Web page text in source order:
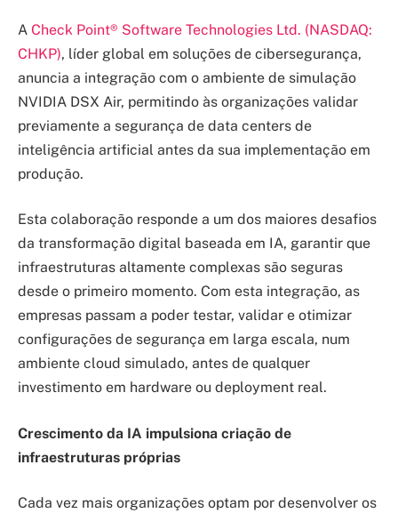
A Check Point® Software Technologies Ltd. (NASDAQ:
CHKP), líder global em soluções de cibersegurança,
anuncia a integração com o ambiente de simulação
NVIDIA DSX Air, permitindo às organizações validar
previamente a segurança de data centers de
inteligência artificial antes da sua implementação em
produção.
Esta colaboração responde a um dos maiores desafios
da transformação digital baseada em IA, garantir que
infraestruturas altamente complexas são seguras
desde o primeiro momento. Com esta integração, as
empresas passam a poder testar, validar e otimizar
configurações de segurança em larga escala, num
ambiente cloud simulado, antes de qualquer
investimento em hardware ou deployment real.
Crescimento da IA impulsiona criação de
infraestruturas próprias
Cada vez mais organizações optam por desenvolver os